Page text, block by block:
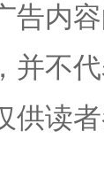
告内
并不
供读者